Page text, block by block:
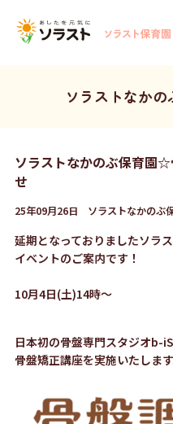
ソラストなか
ソラストなかのぶ保育園
せ
25年09月26日 ソラストなかのぶ
延期となっておりましたソラ
イベントのご案内です！
10月4日(土)14時～
日本初の骨盤専門スタジオb-
骨盤矯正講座を実施いたします